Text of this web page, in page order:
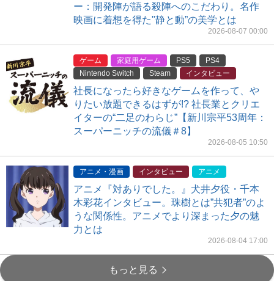
ー：開発陣が語る殺陣へのこだわり。名作
映画に着想を得た"静と動”の美学とは
2026-08-07 00:00
ゲーム 家庭用ゲーム PS5
PS4
Nintendo Switch
Steam インタビュー
社長になったら好きなゲームを作って、や
りたい放題できるはずが!? 社長業とクリエ
イターの“二足のわらじ”【新川宗平53周年：
スーパーニッチの流儀＃8】
2026-08-05 10:50
アニメ・漫画 インタビュー アニメ
アニメ『対ありでした。』犬井夕役・千本
木彩花インタビュー。珠樹とは”共犯者”のよ
うな関係性。アニメでより深まった夕の魅
力とは
2026-08-04 17:00
もっと見る